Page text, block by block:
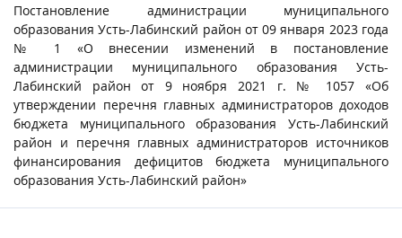
Постановление администрации муниципального
образования Усть-Лабинский район от 09 января 2023 года
№ 1 «О внесении изменений в постановление
администрации муниципального образования Усть-
Лабинский район от 9 ноября 2021 г. № 1057 «Об
утверждении перечня главных администраторов доходов
бюджета муниципального образования Усть-Лабинский
район и перечня главных администраторов источников
финансирования дефицитов бюджета муниципального
образования Усть-Лабинский район»